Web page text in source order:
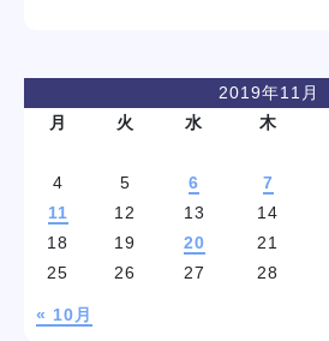
2019年11月
月
火 水 木
« 10月
4
5 6 7
11
12 13 14
18
19 20 21
25
26 27 28